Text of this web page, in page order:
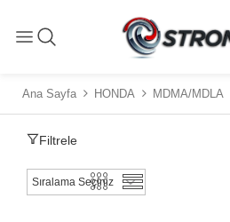
Ana Sayfa HONDA MDMA/MDLA
Filtrele